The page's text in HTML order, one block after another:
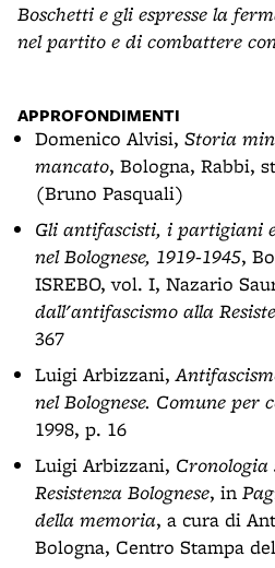
Boschetti e gli espresse la
nel partito e di combattere
APPROFONDIMENTI
Domenico Alvisi, Storia
mancato, Bologna, Rabbi,
(Bruno Pasquali)
Gli antifascisti, i partigiani
nel Bolognese, 1919-1945,
ISREBO, vol. I, Nazario
dall'antifascismo alla
367
Luigi Arbizzani,
nel Bolognese. Comune per
1998, p. 16
Luigi Arbizzani,
Resistenza Bolognese, in
della memoria, a cura di
Bologna, Centro Stampa